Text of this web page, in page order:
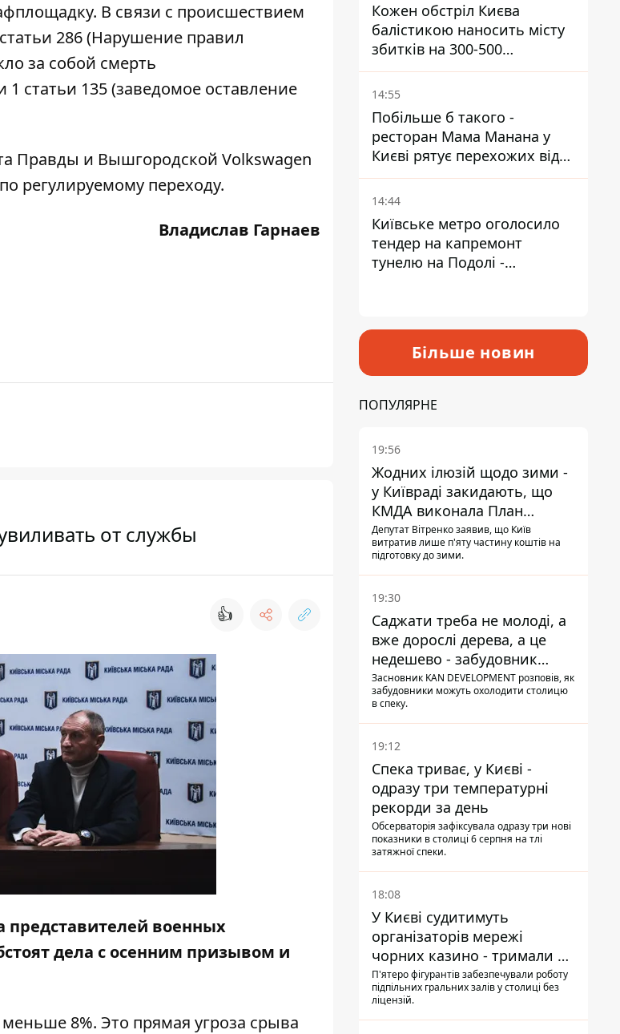
В связи с происшествием
286 (Нарушение правил
за собой смерть
статьи 135 (заведомое оставление
Правды и Вышгородской Volkswagen
регулируемому переходу.
Владислав Гарнаев
от службы
👍
представителей военных
дела с осенним призывом и
8%. Это прямая угроза срыва
Кожен обстріл Києва
балістикою наносить місту
збитків на 300-500
мільйонів - Петро
Пантелеєв
14:55
Побільше б такого -
ресторан Мама Манана у
Києві рятує перехожих від
спеки
14:44
Київське метро оголосило
тендер на капремонт
тунелю на Подолі -
Більше новин
ПОПУЛЯРНЕ
19:56
Жодних ілюзій щодо зими -
у Київраді закидають, що
КМДА виконала План
стійкості на 20%
Депутат Вітренко заявив, що Київ
витратив лише п'яту частину коштів на
підготовку до зими.
19:30
Саджати треба не молоді, а
вже дорослі дерева, а це
недешево - забудовник
Ніконов
Засновник KAN DEVELOPMENT розповів, як
забудовники можуть охолодити столицю
в спеку.
19:12
Спека триває, у Києві -
одразу три температурні
рекорди за день
Обсерваторія зафіксувала одразу три нові
показники в столиці 6 серпня на тлі
затяжної спеки.
18:08
У Києві судитимуть
організаторів мережі
чорних казино - тримали 39
закладів
П'ятеро фігурантів забезпечували роботу
підпільних гральних залів у столиці без
ліцензій.